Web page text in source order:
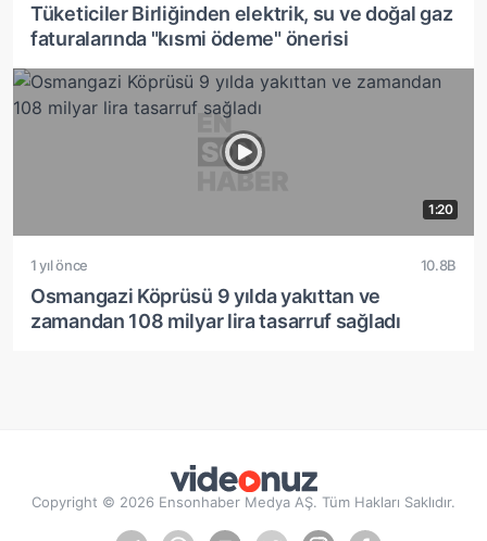
Tüketiciler Birliğinden elektrik, su ve doğal gaz
faturalarında "kısmi ödeme" önerisi
1:20
1 yıl önce 10.8B
Osmangazi Köprüsü 9 yılda yakıttan ve
zamandan 108 milyar lira tasarruf sağladı
Copyright © 2026 Ensonhaber Medya AŞ. Tüm Hakları Saklıdır.